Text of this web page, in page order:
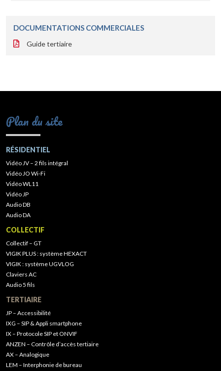
DOCUMENTATIONS COMMERCIALES
Guide tertiaire
Plan du site
RÉSIDENTIEL
Vidéo JV – 2 fils intégral
Vidéo JO Wi-Fi
Vidéo WL11
Vidéo JP
Audio DB
Audio DA
COLLECTIF
Collectif – GT
VIGIK PLUS : système HEXACT
VIGIK : système UGVLOG
Claviers AC
Audio 5 fils
TERTIAIRE
JP – Accessibilité
IXG – SIP & Appli smartphone
IX – Protocole SIP et ONVIF
ANZEN – Contrôle d’accès tertiaire
AX – Analogique
LEM – Interphonie de bureau